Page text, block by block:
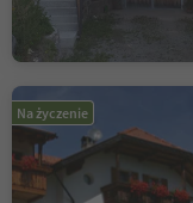
Na życzenie